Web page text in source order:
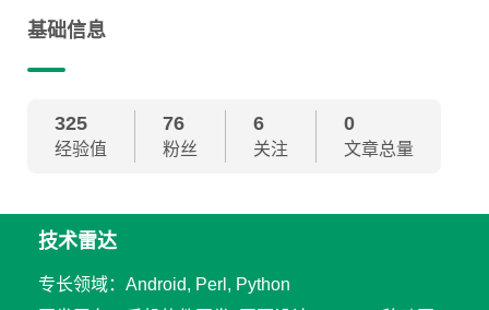
基础信息
325
经验值
76
粉丝
6
关注
0
文章总量
技术雷达
专长领域：Android, Perl, Python